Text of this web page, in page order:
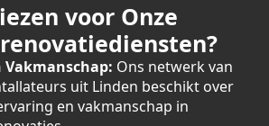
voor Onze
Vakmanschap: Ons netwerk van
uit Linden beschikt over
en vakmanschap in